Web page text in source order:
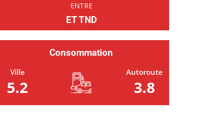
ENTRE
ET TND
Consommation
Ville
5.2
Autoroute
3.8